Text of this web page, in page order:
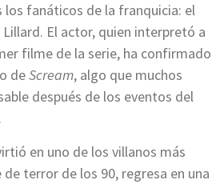
fanáticos de la franquicia: el
El actor, quien interpretó a
filme de la serie, ha confirmado
deScream, algo que muchos
después de los eventos del
en uno de los villanos más
terror de los 90, regresa en una